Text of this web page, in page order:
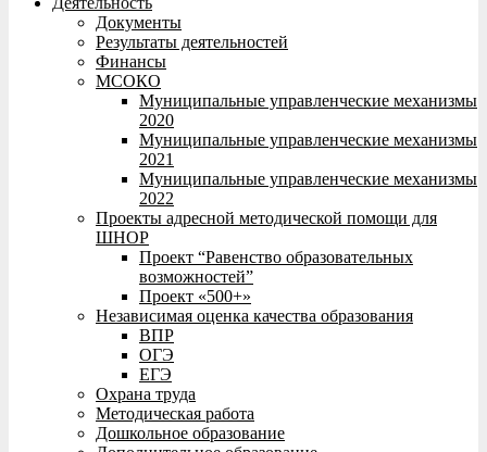
Документы
Результаты деятельностей
Финансы
МСОКО
Муниципальные управленческие механизмы
2020
Муниципальные управленческие механизмы
2021
Муниципальные управленческие механизмы
2022
Проекты адресной методической помощи для
ШНОР
Проект “Равенство образовательных
возможностей”
Проект «500+»
Независимая оценка качества образования
ВПР
ОГЭ
ЕГЭ
Охрана труда
Методическая работа
Дошкольное образование